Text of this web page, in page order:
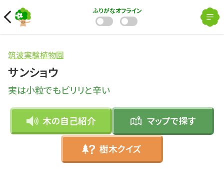
ふりがなオフライン
筑波実験植物園
サンショウ
実は小粒でもピリリと辛い
木の自己紹介 マップで探す
樹木クイズ